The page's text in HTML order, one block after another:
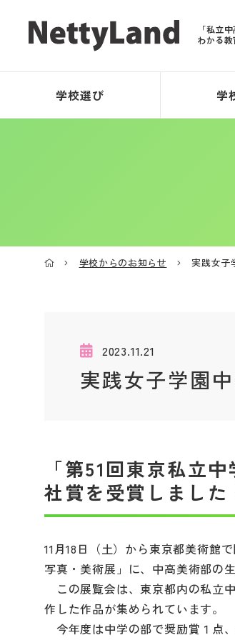
「私立
わかる
学校選び 学
学校からのお知らせ 実践女子
2023.11.21
実践女子学園
「第51回東京私立
社賞を受賞しました
11月18日（土）から東京都美術館
写真・美術展」に、中高美術部の
この展覧会は、東京都内の私立
作した作品が集められています。
今年度は中学の部で奨励賞１点